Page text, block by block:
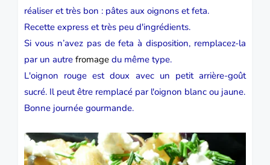
réaliser et très bon : pâtes aux oignons et feta.
Recette express et très peu d'ingrédients.
Si vous n’avez pas de feta à disposition, remplacez-la
par un autre fromage du même type.
L'oignon rouge est doux avec un petit arrière-goût
sucré. Il peut être remplacé par l'oignon blanc ou jaune.
Bonne journée gourmande.